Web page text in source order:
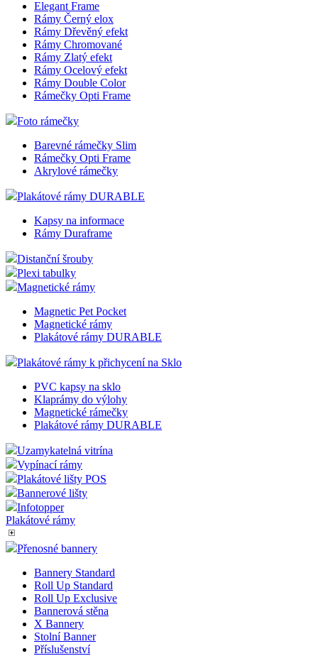
Elegant Frame
Rámy Černý elox
Rámy Dřevěný efekt
Rámy Chromované
Rámy Zlatý efekt
Rámy Ocelový efekt
Rámy Double Color
Rámečky Opti Frame
Foto rámečky
Barevné rámečky Slim
Rámečky Opti Frame
Akrylové rámečky
Plakátové rámy DURABLE
Kapsy na informace
Rámy Duraframe
Distanční šrouby
Plexi tabulky
Magnetické rámy
Magnetic Pet Pocket
Magnetické rámy
Plakátové rámy DURABLE
Plakátové rámy k přichycení na Sklo
PVC kapsy na sklo
Klaprámy do výlohy
Magnetické rámečky
Plakátové rámy DURABLE
Uzamykatelná vitrína
Vypínací rámy
Plakátové lišty POS
Bannerové lišty
Infotopper
Plakátové rámy
Přenosné bannery
Bannery Standard
Roll Up Standard
Roll Up Exclusive
Bannerová stěna
X Bannery
Stolní Banner
Příslušenství